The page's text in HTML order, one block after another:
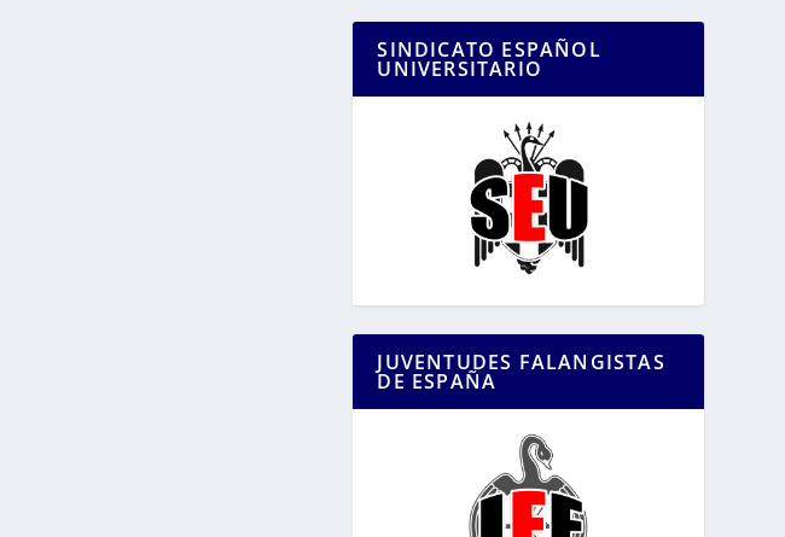
SINDICATO ESPAÑOL
UNIVERSITARIO
JUVENTUDES FALANGISTAS
DE ESPAÑA